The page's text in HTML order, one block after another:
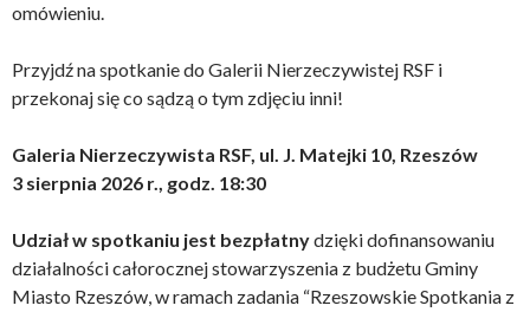
omówieniu.
Przyjdź na spotkanie do Galerii Nierzeczywistej RSF i
przekonaj się co sądzą o tym zdjęciu inni!
Galeria Nierzeczywista RSF, ul. J. Matejki 10, Rzeszów
3 sierpnia 2026 r., godz. 18:30
Udział w spotkaniu jest bezpłatnydzięki dofinansowaniu
działalności całorocznej stowarzyszenia z budżetu Gminy
Miasto Rzeszów, w ramach zadania “Rzeszowskie Spotkania z